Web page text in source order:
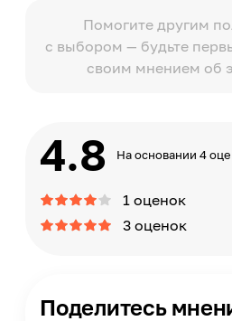
Помогите другим
с выбором — будьте
своим мнением об
4.8 На основании 4
1 оценок
3 оценок
Поделитесь